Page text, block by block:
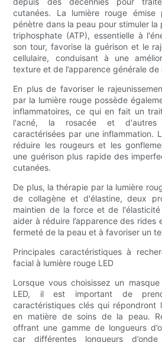
cutanées. La lumière rouge émise
pénètre dans la peau pour stimuler
triphosphate (ATP), essentielle à
son tour, favorise la guérison et le
cellulaire, conduisant à une
texture et de l’apparence générale de
En plus de favoriser le
par la lumière rouge possède
inflammatoires, ce qui en fait un
l'acné, la rosacée et d'autres
caractérisées par une inflammation.
réduire les rougeurs et les
une guérison plus rapide des
cutanées.
De plus, la thérapie par la lumière
de collagène et d'élastine, deux
maintien de la force et de
aider à réduire l’apparence des rides
fermeté de la peau et à favoriser un
Principales caractéristiques à
facial à lumière rouge LED
Lorsque vous choisissez un
LED, il est important de
caractéristiques clés qui répondront
en matière de soins de la peau.
offrant une gamme de longueurs
car différentes longueurs